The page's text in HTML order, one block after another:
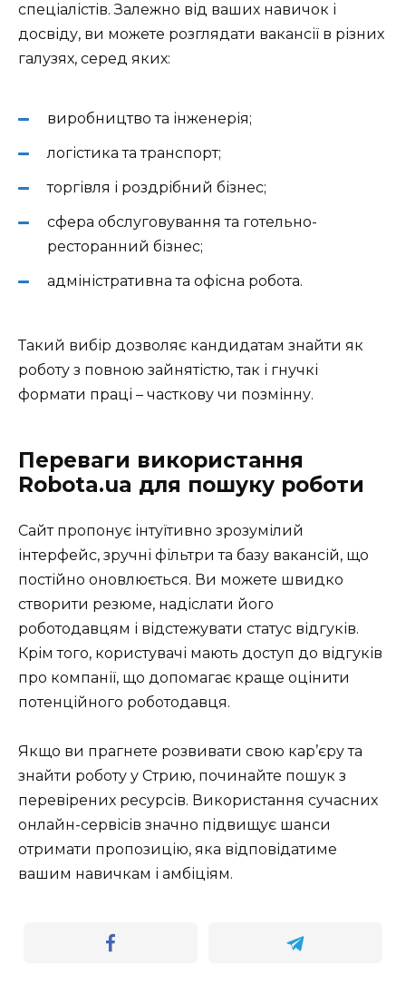
спеціалістів. Залежно від ваших навичок і
досвіду, ви можете розглядати вакансії в різних
галузях, серед яких:
виробництво та інженерія;
логістика та транспорт;
торгівля і роздрібний бізнес;
сфера обслуговування та готельно-
ресторанний бізнес;
адміністративна та офісна робота.
Такий вибір дозволяє кандидатам знайти як
роботу з повною зайнятістю, так і гнучкі
формати праці – часткову чи позмінну.
Переваги використання
Robota.ua для пошуку роботи
Сайт пропонує інтуїтивно зрозумілий
інтерфейс, зручні фільтри та базу вакансій, що
постійно оновлюється. Ви можете швидко
створити резюме, надіслати його
роботодавцям і відстежувати статус відгуків.
Крім того, користувачі мають доступ до відгуків
про компанії, що допомагає краще оцінити
потенційного роботодавця.
Якщо ви прагнете розвивати свою кар’єру та
знайти роботу у Стрию, починайте пошук з
перевірених ресурсів. Використання сучасних
онлайн-сервісів значно підвищує шанси
отримати пропозицію, яка відповідатиме
вашим навичкам і амбіціям.